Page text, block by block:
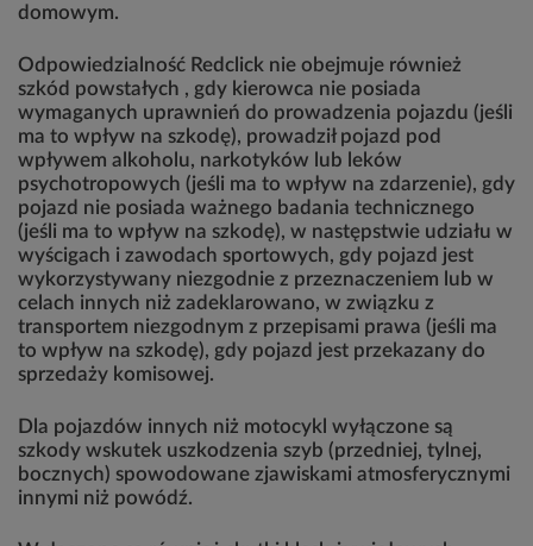
domowym.
Odpowiedzialność Redclick nie obejmuje również
szkód powstałych , gdy kierowca nie posiada
wymaganych uprawnień do prowadzenia pojazdu (jeśli
ma to wpływ na szkodę), prowadził pojazd pod
wpływem alkoholu, narkotyków lub leków
psychotropowych (jeśli ma to wpływ na zdarzenie), gdy
pojazd nie posiada ważnego badania technicznego
(jeśli ma to wpływ na szkodę), w następstwie udziału w
wyścigach i zawodach sportowych, gdy pojazd jest
wykorzystywany niezgodnie z przeznaczeniem lub w
celach innych niż zadeklarowano, w związku z
transportem niezgodnym z przepisami prawa (jeśli ma
to wpływ na szkodę), gdy pojazd jest przekazany do
sprzedaży komisowej.
Dla pojazdów innych niż motocykl wyłączone są
szkody wskutek uszkodzenia szyb (przedniej, tylnej,
bocznych) spowodowane zjawiskami atmosferycznymi
innymi niż powódź.